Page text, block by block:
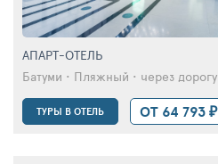
АПАРТ-ОТЕЛЬ
Батуми • Пляжный • через дорогу
ТУРЫ В ОТЕЛЬ ОТ 64 793 ₽